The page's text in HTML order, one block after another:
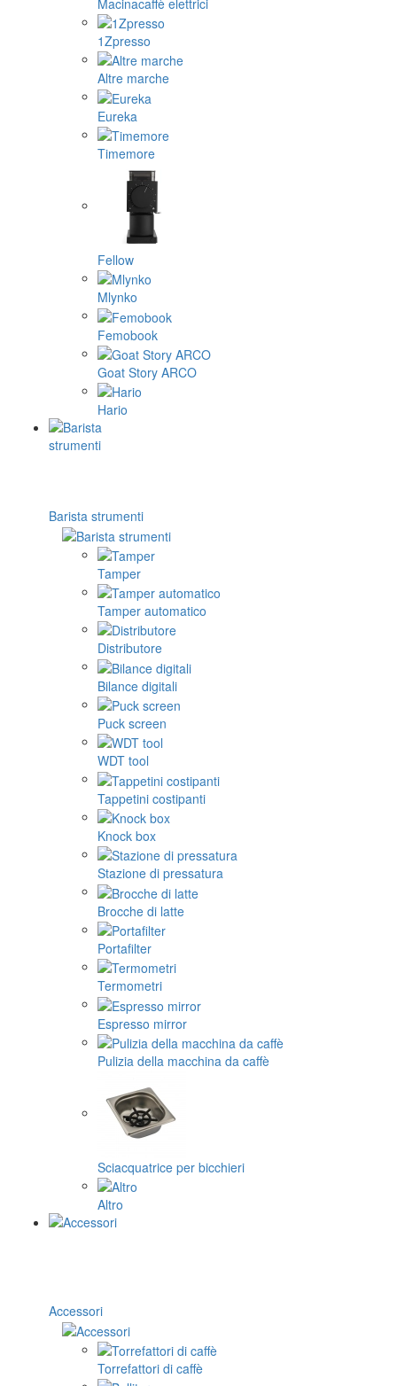
1Zpresso
Altre marche
Eureka
Timemore
Fellow
Mlynko
Femobook
Goat Story ARCO
Hario
Barista strumenti
Tamper
Tamper automatico
Distributore
Bilance digitali
Puck screen
WDT tool
Tappetini costipanti
Knock box
Stazione di pressatura
Brocche di latte
Portafilter
Termometri
Espresso mirror
Pulizia della macchina da caffè
Sciacquatrice per bicchieri
Altro
Accessori
Torrefattori di caffè